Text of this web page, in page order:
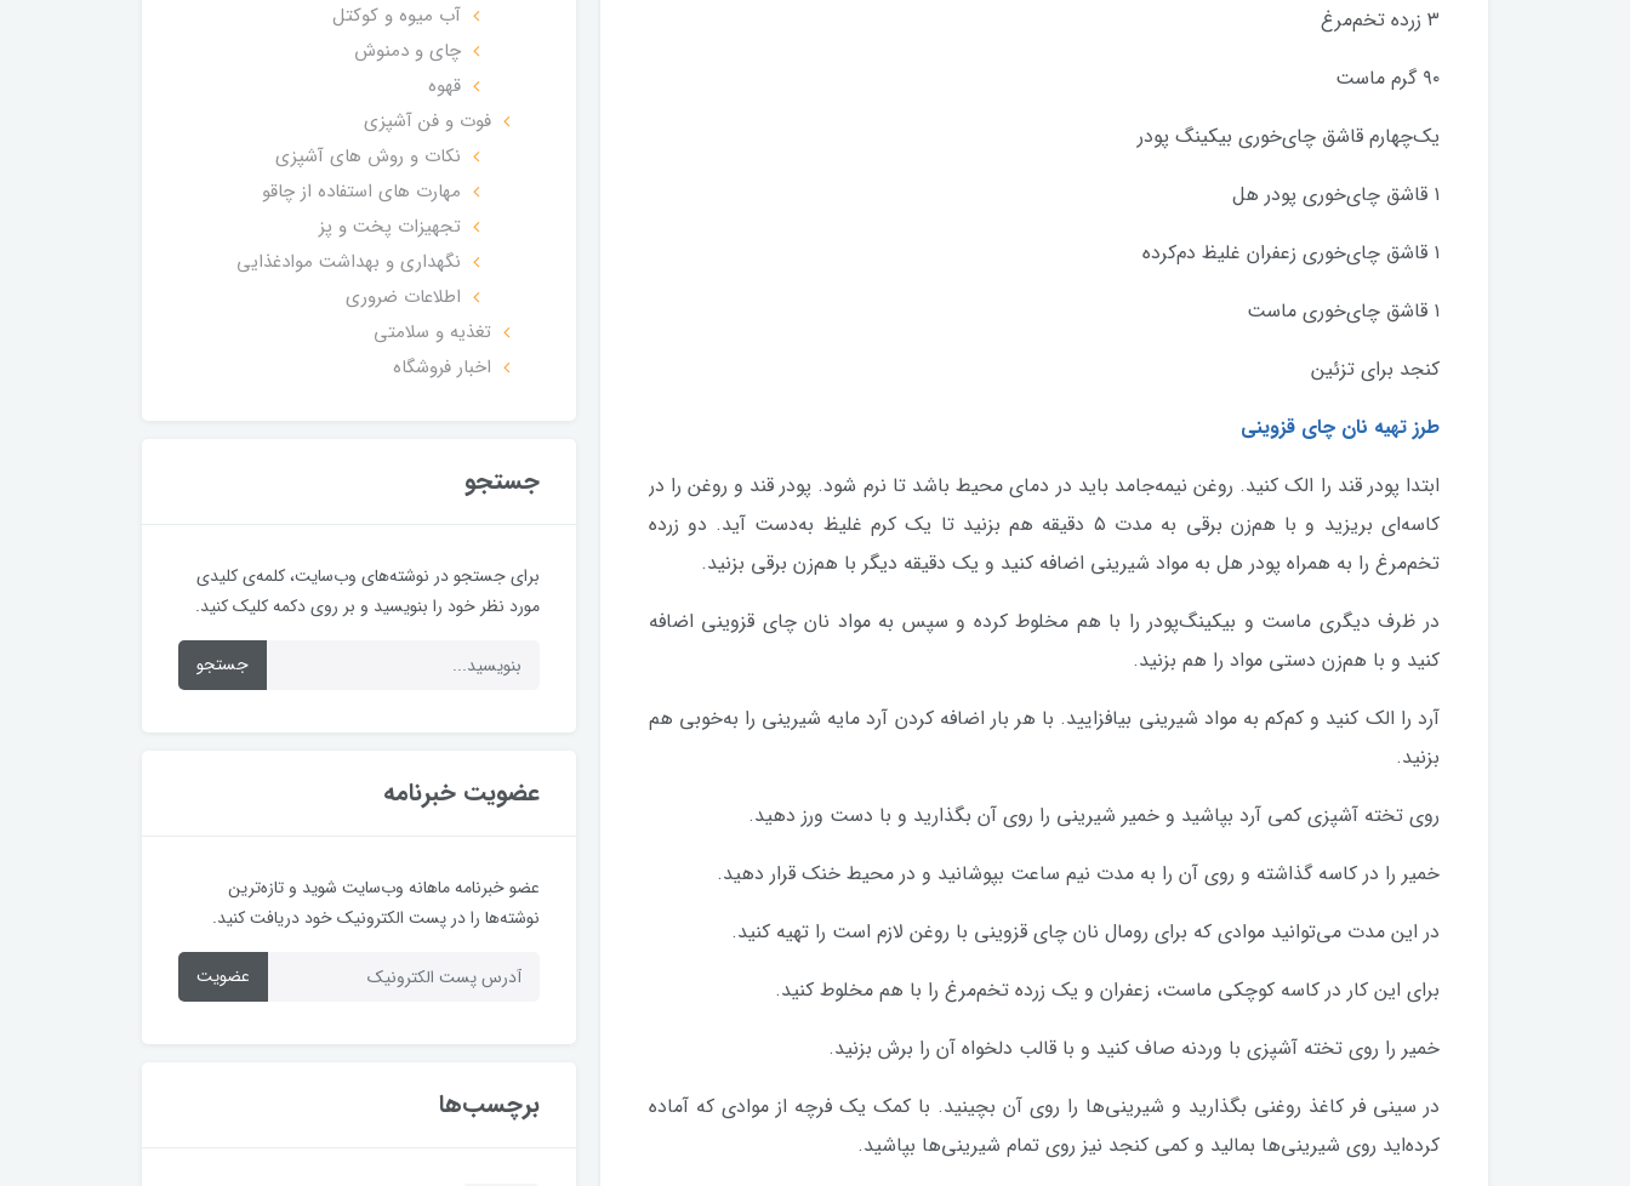
۳ زرده تخم‌مرغ
۹۰ گرم ماست
یک‌چهارم قاشق چای‌خوری بیکینگ پودر
۱ قاشق چای‌خوری پودر هل
۱ قاشق چای‌خوری زعفران غلیظ دم‌‎کرده
۱ قاشق چای‌خوری ماست
کنجد برای تزئین
طرز تهیه نان چای قزوینی
ابتدا پودر قند را الک کنید. روغن نیمه‌جامد باید در دمای محیط باشد تا نرم شود. پودر قند و روغن را در
کاسه‌ای بریزید و با هم‌زن برقی به مدت ۵ دقیقه هم بزنید تا یک کرم غلیظ به‌دست آید. دو زرده‌
تخم‌مرغ را به همراه پودر هل به مواد شیرینی اضافه کنید و یک دقیقه دیگر با هم‌زن برقی بزنید.
در ظرف دیگری ماست و بیکینگ‌پودر را با هم مخلوط کرده و سپس به مواد نان چای قزوینی اضافه
کنید و با هم‌زن دستی مواد را هم بزنید.
آرد را الک کنید و کم‌کم به مواد شیرینی بیافزایید. با هر بار اضافه کردن آرد مایه شیرینی را به‌خوبی هم
بزنید.
روی تخته آشپزی کمی آرد بپاشید و خمیر شیرینی را روی آن بگذارید و با دست ورز دهید.
خمیر را در کاسه گذاشته و روی آن را به مدت نیم ساعت بپوشانید و در محیط خنک قرار دهید.
در این مدت می‌توانید موادی که برای رومال نان چای قزوینی با روغن لازم است را تهیه کنید.
برای این کار در کاسه کوچکی ماست، زعفران و یک زرده تخم‌مرغ را با هم مخلوط کنید.
خمیر را روی تخته آشپزی با وردنه صاف کنید و با قالب دلخواه آن را برش بزنید.
در سینی فر کاغذ روغنی بگذارید و شیرینی‌ها را روی آن بچینید. با کمک یک فرچه از موادی که آماده
کرده‌اید روی شیرینی‌ها بمالید و کمی کنجد نیز روی تمام شیرینی‌ها بپاشید.
آب میوه و کوکتل
چای و دمنوش
قهوه
فوت و فن آشپزی
نکات و روش های آشپزی
مهارت های استفاده از چاقو
تجهیزات پخت و پز
نگهداری و بهداشت موادغذایی
اطلاعات ضروری
تغذیه و سلامتی
اخبار فروشگاه
جستجو
برای جستجو در نوشته‌های وب‌سایت، کلمه‌ی کلیدی
مورد نظر خود را بنویسید و بر روی دکمه کلیک کنید.
جستجو
عضویت خبرنامه
عضو خبرنامه ماهانه وب‌سایت شوید و تازه‌ترین
نوشته‌ها را در پست الکترونیک خود دریافت کنید.
عضویت
برچسب‌ها